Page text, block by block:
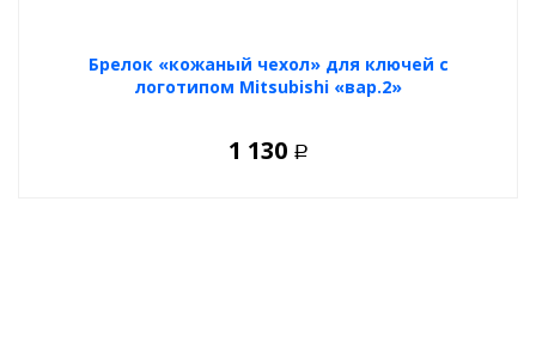
Брелок «кожаный чехол» для ключей с
логотипом Mitsubishi «вар.2»
1 130 Р